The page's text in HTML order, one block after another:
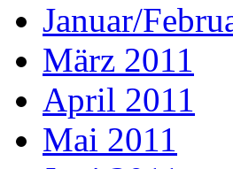
Januar/
März 2011
April 2011
Mai 2011